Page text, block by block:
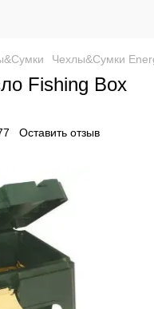
Чехлы&Сумки
Fishing Box
Оставить отзыв